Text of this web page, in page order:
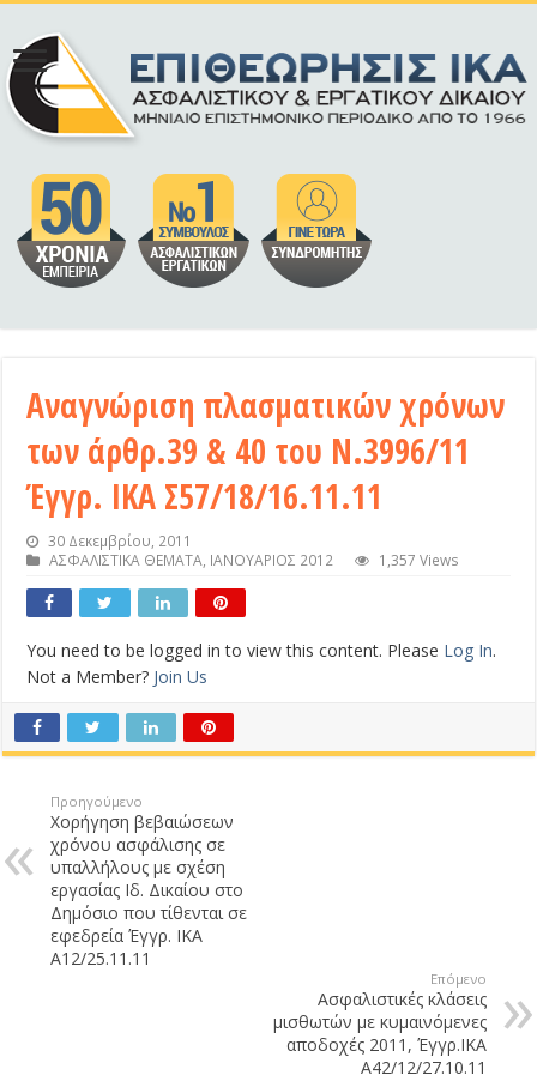
Αναγνώριση πλασματικών χρόνων
των άρθρ.39 & 40 του Ν.3996/11
Έγγρ. ΙΚΑ Σ57/18/16.11.11
30 Δεκεμβρίου, 2011
ΑΣΦΑΛΙΣΤΙΚΑ ΘΕΜΑΤΑ, ΙΑΝΟΥΑΡΙΟΣ 2012 1,357 Views
You need to be logged in to view this content. Please Log In.
Not a Member? Join Us
Προηγούμενο
Χορήγηση βεβαιώσεων
χρόνου ασφάλισης σε
υπαλλήλους με σχέση
εργασίας Ιδ. Δικαίου στο
Δημόσιο που τίθενται σε
εφεδρεία Έγγρ. ΙΚΑ
Α12/25.11.11
Επόμενο
Ασφαλιστικές κλάσεις
μισθωτών με κυμαινόμενες
αποδοχές 2011, Έγγρ.ΙΚΑ
Α42/12/27.10.11